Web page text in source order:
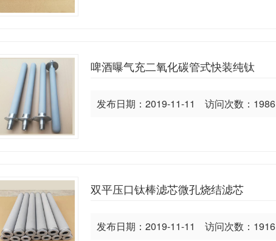
啤酒曝气充二氧化碳管式快装纯钛
发布日期：2019-11-11 访问次数：1986
双平压口钛棒滤芯微孔烧结滤芯
发布日期：2019-11-11 访问次数：1916